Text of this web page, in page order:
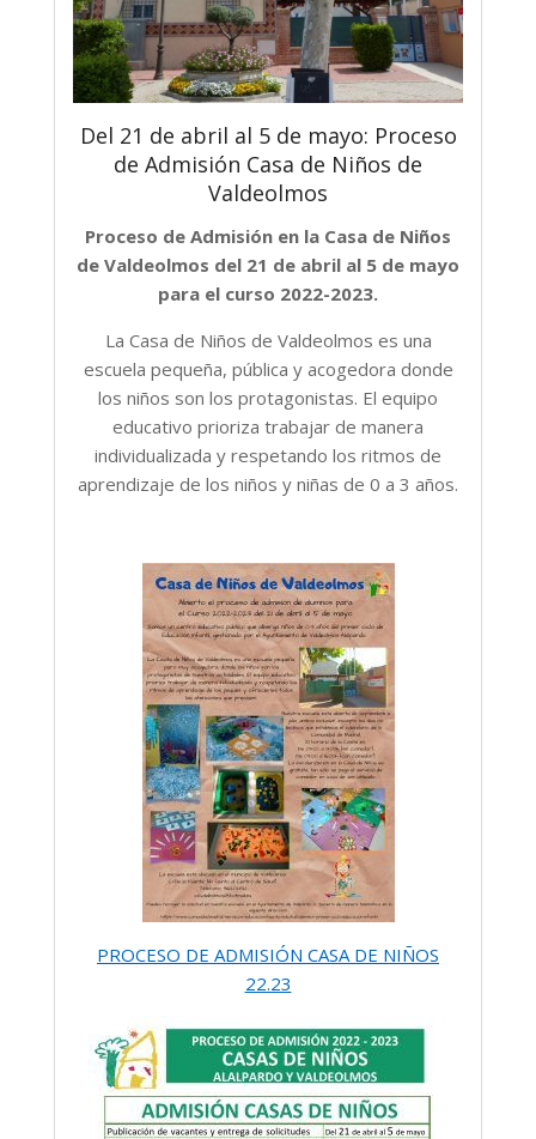
Del 21 de abril al 5 de mayo: Proceso
de Admisión Casa de Niños de
Valdeolmos
Proceso de Admisión en la Casa de Niños
de Valdeolmos del 21 de abril al 5 de mayo
para el curso 2022-2023.
La Casa de Niños de Valdeolmos es una
escuela pequeña, pública y acogedora donde
los niños son los protagonistas. El equipo
educativo prioriza trabajar de manera
individualizada y respetando los ritmos de
aprendizaje de los niños y niñas de 0 a 3 años.
PROCESO DE ADMISIÓN CASA DE NIÑOS
22.23